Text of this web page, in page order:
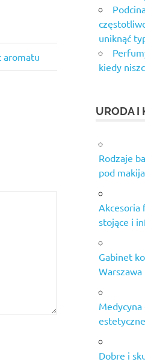
aromatu
uniknąć
kiedy
URODA I
Rodzaje
pod
stojące i
Gabinet
Dobre i